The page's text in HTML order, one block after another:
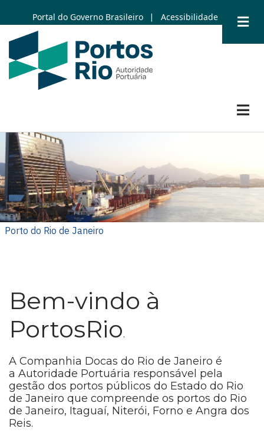
to
main
content
Portal do Governo Brasileiro | Acessibilidade
Porto do Rio de Janeiro
Porto do Rio de Janeiro
Porto de Itaguaí
Porto de Itaguaí
Porto de Niterói
Porto de Angra dos Reis
Bem-vindo à
PortosRio.
A Companhia Docas do Rio de Janeiro é
a Autoridade Portuária responsável pela
gestão dos portos públicos do Estado do Rio
de Janeiro que compreende os portos do Rio
de Janeiro, Itaguaí, Niterói, Forno e Angra dos
Reis.